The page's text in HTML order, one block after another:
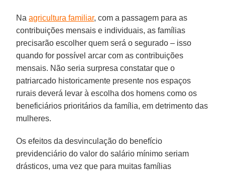
Naagricultura familiar, com a passagem para as
contribuições mensais e individuais, as famílias
precisarão escolher quem será o segurado – isso
quando for possível arcar com as contribuições
mensais. Não seria surpresa constatar que o
patriarcado historicamente presente nos espaços
rurais deverá levar à escolha dos homens como os
beneficiários prioritários da família, em detrimento das
mulheres.
Os efeitos da desvinculação do benefício
previdenciário do valor do salário mínimo seriam
drásticos, uma vez que para muitas famílias